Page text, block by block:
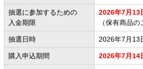
抽選に参加するための
入金期限
2026年7月13
（保有商品
抽選日時 2026年7月13
購入申込期間 2026年7月14